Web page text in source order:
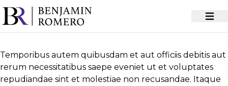
Temporibus autem quibusdam et aut officiis debitis aut
rerum necessitatibus saepe eveniet ut et voluptates
repudiandae sint et molestiae non recusandae. Itaque